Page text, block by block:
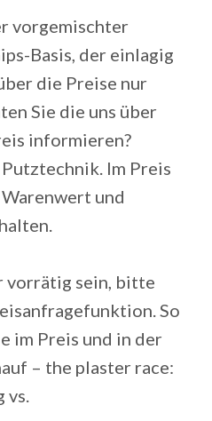
vorgemischter
Basis, der einlagig
die Preise nur
Sie die uns über
informieren?
Im Preis
und
vorrätig sein, bitte
So
im Preis und in der
– the plaster race:
vs.